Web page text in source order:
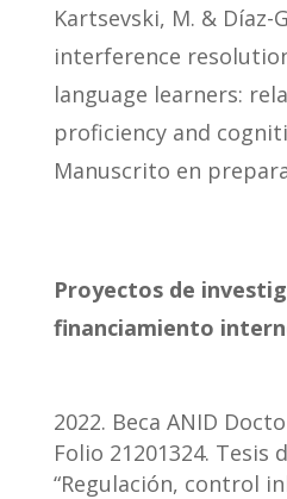
Kartsevski, M. & Díaz-
interference
language learners:
proficiency and
Manuscrito en
Proyectos de
financiamiento
Beca ANID
Folio 21201324. Tesis
“Regulación, control